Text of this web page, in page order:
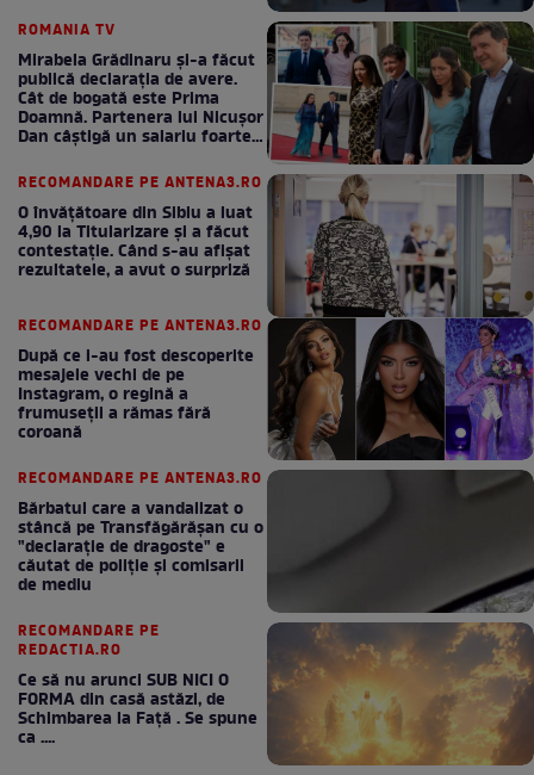
ROMANIA TV
Mirabela Grădinaru și-a făcut
publică declarația de avere.
Cât de bogată este Prima
Doamnă. Partenera lui Nicușor
Dan câștigă un salariu foarte
RECOMANDARE PE ANTENA3.RO
O învățătoare din Sibiu a luat
4,90 la Titularizare și a făcut
contestație. Când s-au afișat
rezultatele, a avut o surpriză
RECOMANDARE PE ANTENA3.RO
După ce i-au fost descoperite
mesajele vechi de pe
Instagram, o regină a
frumuseții a rămas fără
coroană
RECOMANDARE PE ANTENA3.RO
Bărbatul care a vandalizat o
stâncă pe Transfăgărășan cu o
"declaraţie de dragoste" e
căutat de poliție și comisarii
de mediu
RECOMANDARE PE
REDACTIA.RO
Ce să nu arunci SUB NICI O
FORMA din casă astăzi, de
Schimbarea la Față . Se spune
ca ....